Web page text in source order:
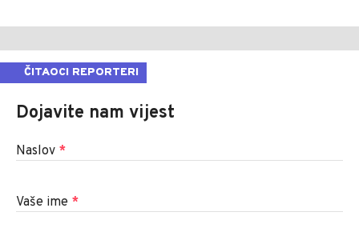
ČITAOCI REPORTERI
Dojavite nam vijest
Naslov *
Vaše ime *